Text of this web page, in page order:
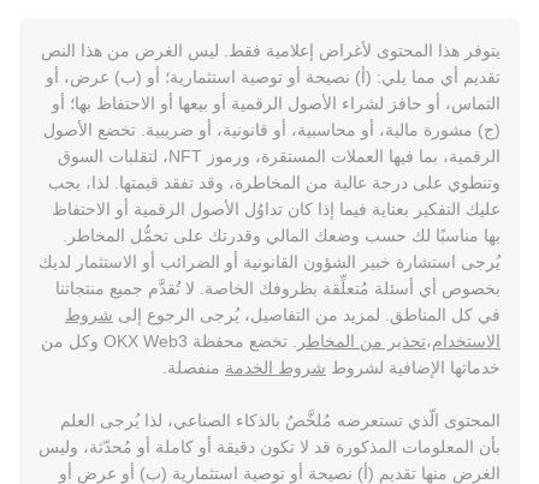
يتوفر هذا المحتوى لأغراض إعلامية فقط. ليس الغرض من هذا النص
تقديم أي مما يلي: (أ) نصيحة أو توصية استثمارية؛ أو (ب) عرض، أو
التماس، أو حافز لشراء الأصول الرقمية أو بيعها أو الاحتفاظ بها؛ أو
(ج) مشورة مالية، أو محاسبية، أو قانونية، أو ضريبية. تخضع الأصول
الرقمية، بما فيها العملات المستقرة، ورموز NFT، لتقلبات السوق
وتنطوي على درجة عالية من المخاطرة، وقد تفقد قيمتها. لذا، يجب
عليك التفكير بعناية فيما إذا كان تداوُل الأصول الرقمية أو الاحتفاظ
بها مناسبًا لك حسب وضعك المالي وقدرتك على تحمُّل المخاطر.
يُرجى استشارة خبير الشؤون القانونية أو الضرائب أو الاستثمار لديك
بخصوص أي أسئلة مُتعلِّقة بظروفك الخاصة. لا تُقدَّم جميع منتجاتنا
في كل المناطق. لمزيد من التفاصيل، يُرجى الرجوع إلى شروط
الاستخدام،تحذير من المخاطر
. تخضع محفظة OKX Web3 وكل من
خدماتها الإضافية لشروط شروط الخدمة منفصلة.
المحتوى الّذي تستعرضه مُلخَّصٌ بالذكاء الصناعي، لذا يُرجى العلم
بأن المعلومات المذكورة قد لا تكون دقيقة أو كاملة أو مُحدّثة، وليس
الغرض منها تقديم (أ) نصيحة أو توصية استثمارية (ب) أو عرض أو